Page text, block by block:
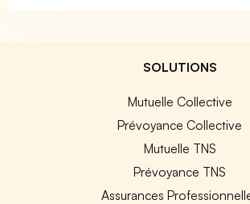
SOLUTIONS
Mutuelle Collective
Prévoyance Collective
Mutuelle TNS
Prévoyance TNS
Assurances